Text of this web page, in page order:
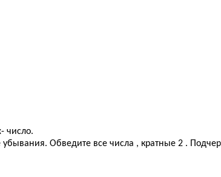
число.
Обведите все числа , кратные 2 .